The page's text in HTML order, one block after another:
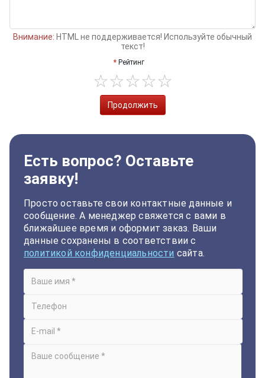
Внимание: HTML не поддерживается! Используйте обычный
текст!
Рейтинг
Продолжить
Есть вопрос? Оставьте
заявку!
Просто оставьте свои контактные данные и
сообщение. А менеджер свяжется с вами в
ближайшее время и оформит заказ. Ваши
данные сохранены в соответствии с
политикой конфиденциальности сайта.